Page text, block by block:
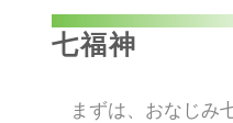
七福神
まずは、おなじみ